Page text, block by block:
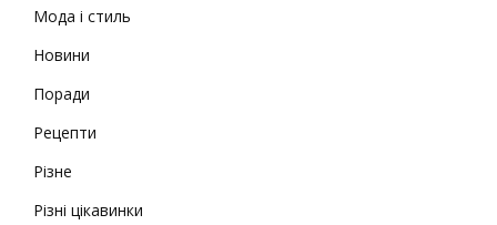
Мода і стиль
Новини
Поради
Рецепти
Різне
Різні цікавинки